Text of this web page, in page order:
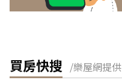
買房快搜 /樂屋網提供